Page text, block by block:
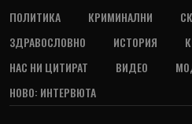
ПОЛИТИКА
КРИМИНАЛНИ
ЗДРАВОСЛОВНО
ИСТОРИЯ
НАС НИ ЦИТИРАТ
ВИДЕО
НОВО: ИНТЕРВЮТА